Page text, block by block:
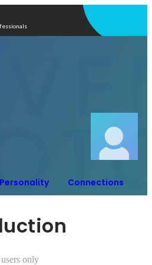
Personality Connections
only